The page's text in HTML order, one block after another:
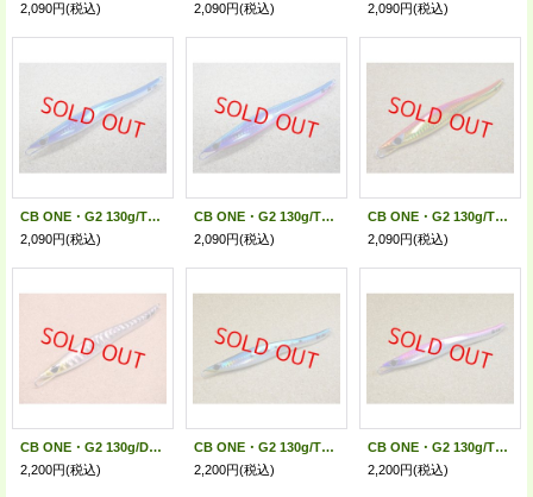
2,090円(税込)
2,090円(税込)
2,090円(税込)
CB ONE・G2 130g/TTナチュラルブルー
2,090円(税込)
CB ONE・G2 130g/TTナチュラルブルーピンクベリー
2,090円(税込)
CB ONE・G2 130g/TTゴールドピンク
2,090円(税込)
CB ONE・G2 130g/DNAオールシルバーグローベリー
2,200円(税込)
CB ONE・G2 130g/TTマイワシグローベリー
2,200円(税込)
CB ONE・G2 130g/TTピンクグローベリー
2,200円(税込)